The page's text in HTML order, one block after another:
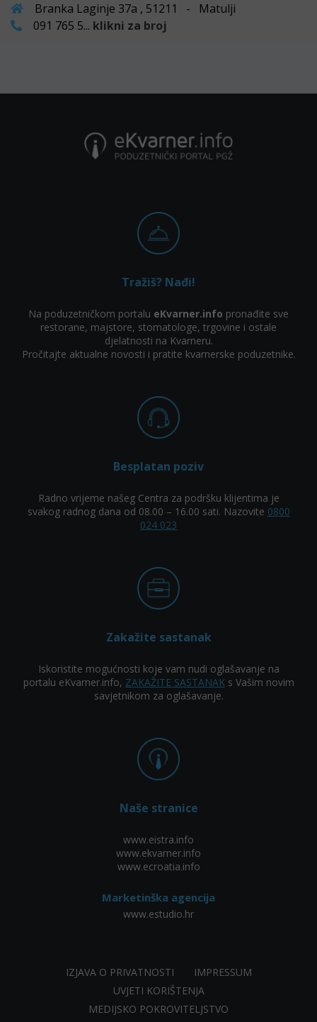
Branka Laginje 37a , 51211 - Matulji
091 765 5... klikni za broj
Tražiš? Nađi!
Na poduzetničkom portalu eKvarner.info pronađite sve
restorane, majstore, stomatologe, trgovine i ostale
djelatnosti na Kvarneru.
Pročitajte aktualne novosti i pratite kvarnerske poduzetnike.
Besplatan poziv
Radno vrijeme našeg Centra za podršku klijentima je
svakog radnog dana od 08.00 – 16.00 sati. Nazovite 0800
024 023
Zakažite sastanak
Iskoristite mogućnosti koje vam nudi oglašavanje na
portalu eKvarner.info, ZAKAŽITE SASTANAKs Vašim novim
savjetnikom za oglašavanje.
Naše stranice
www.eistra.info
www.ekvarner.info
www.ecroatia.info
Marketinška agencija
www.estudio.hr
IZJAVA O PRIVATNOSTI
IMPRESSUM
UVJETI KORIŠTENJA
MEDIJSKO POKROVITELJSTVO